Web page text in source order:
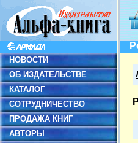
НОВОСТИ
ОБ ИЗДАТЕЛЬСТВЕ
КАТАЛОГ
СОТРУДНИЧЕСТВО
ПРОДАЖА КНИГ
АВТОРЫ